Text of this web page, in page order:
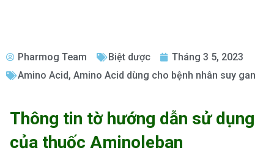
Pharmog Team Biệt dược
Tháng 3 5, 2023
Amino Acid, Amino Acid dùng cho bệnh nhân suy gan
Thông tin tờ hướng dẫn sử dụng
của thuốc Aminoleban